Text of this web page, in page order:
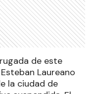
de este
Laureano
la ciudad de